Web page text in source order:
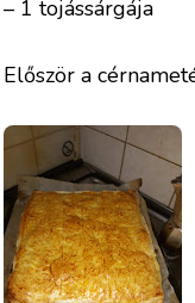
– 1 tojássárgája
Először a